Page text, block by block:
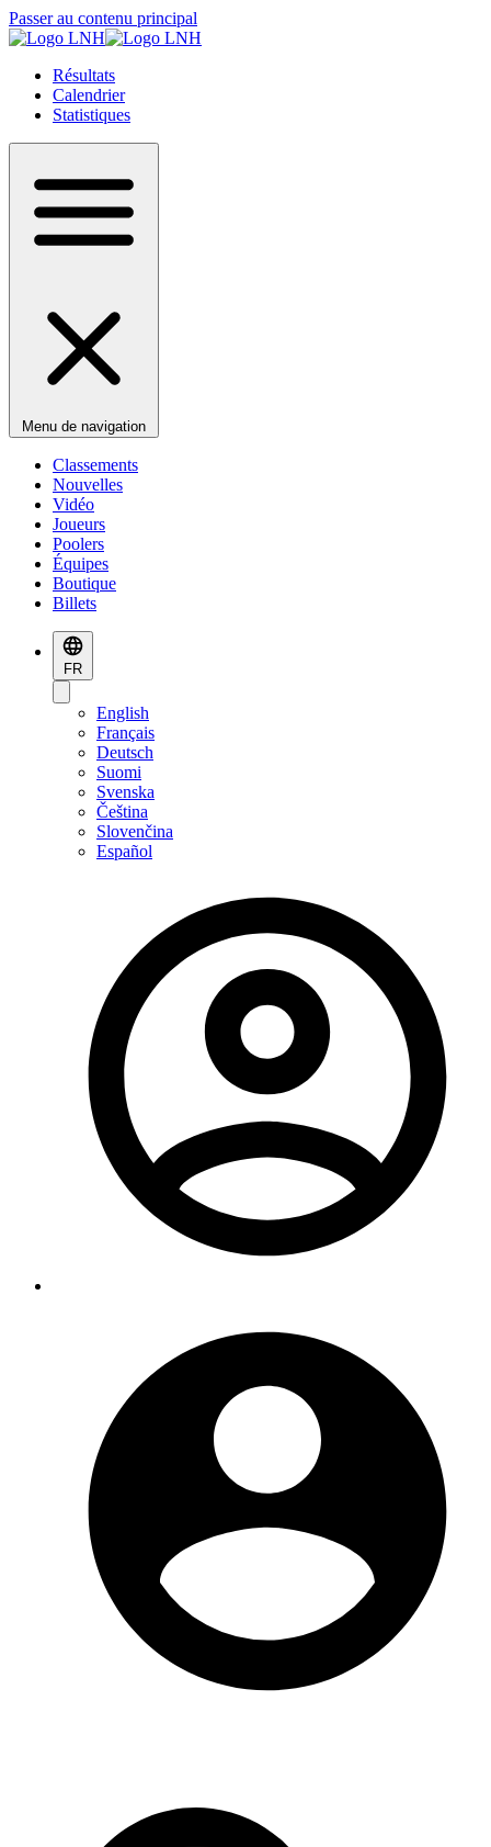
Passer au contenu principal
Résultats
Calendrier
Statistiques
Menu de navigation
Classements
Nouvelles
Vidéo
Joueurs
Poolers
Équipes
Boutique
Billets
FR
English
Français
Deutsch
Suomi
Svenska
Čeština
Slovenčina
Español